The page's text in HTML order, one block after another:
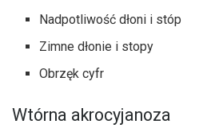
Nadpotliwość dłoni i stóp
Zimne dłonie i stopy
Obrzęk cyfr
Wtórna akrocyjanoza